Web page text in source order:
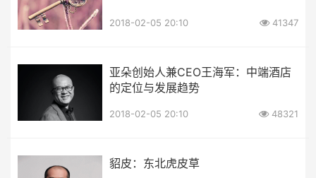
2018-02-05 20:10 41347
亚朵创始人兼CEO王海军：中端酒店
的定位与发展趋势
2018-02-05 20:10 48321
貂皮：东北虎皮草